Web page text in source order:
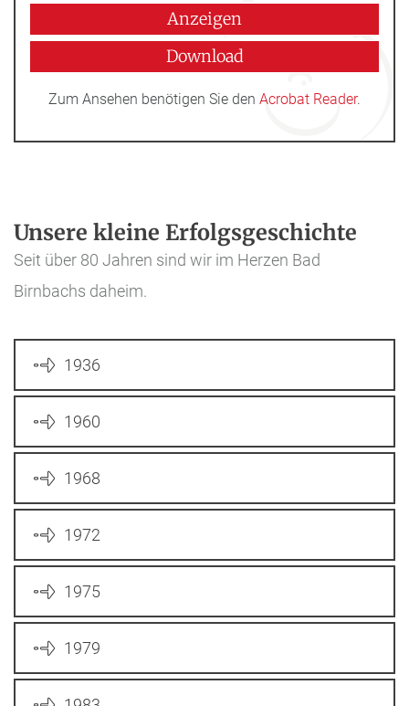
Anzeigen
Download
Zum Ansehen benötigen Sie den Acrobat Reader.
Unsere kleine Erfolgsgeschichte
Seit über 80 Jahren sind wir im Herzen Bad
Birnbachs daheim.
1936
1960
1968
1972
1975
1979